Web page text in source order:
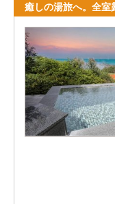
癒しの湯旅へ。全室